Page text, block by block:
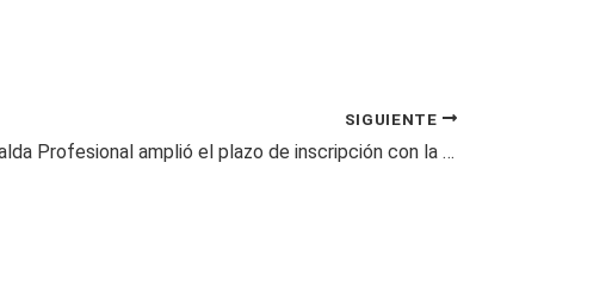
SIGUIENTE
Risaralda Profesional amplió el plazo de inscripción con la UTP hasta el 22 de enero